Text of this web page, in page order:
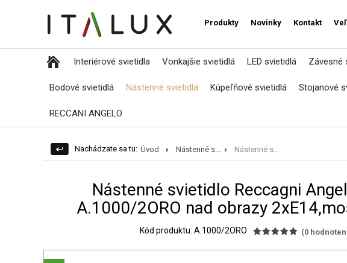
Produkty Novinky Kontakt
Interiérové svietidla Vonkajšie svietidlá LED svietidlá Závesné
Bodové svietidlá Nástenné svietidlá Kúpeľňové svietidlá Stojanové
RECCANI ANGELO
Nachádzate sa tu: Úvod Nástenné s... Nástenné s...
Nástenné svietidlo Reccagni
A.1000/2ORO nad obrazy
Kód produktu: A.1000/2ORO (0